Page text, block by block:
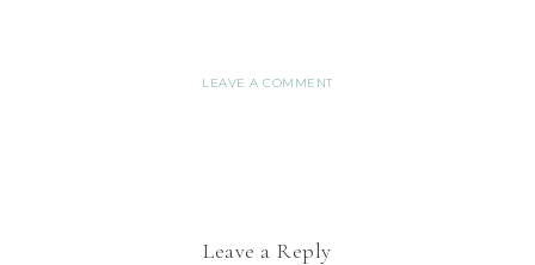
LEAVE A COMMENT
Leave a Reply